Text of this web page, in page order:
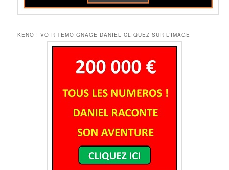
KENO ! VOIR TEMOIGNAGE DANIEL CLIQUEZ SUR L’IMAGE